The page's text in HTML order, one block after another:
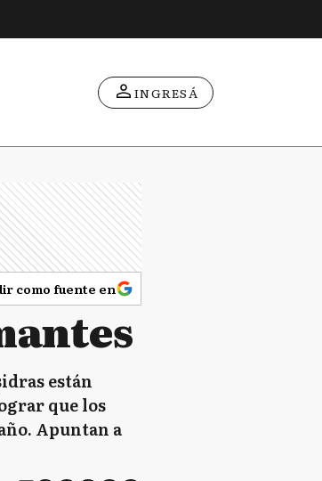
INGRESÁ
como fuente en
están
que los
Apuntan a